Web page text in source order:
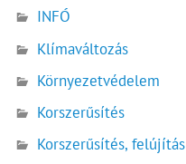
INFÓ
Klímaváltozás
Környezetvédelem
Korszerűsítés
Korszerűsítés, felújítás